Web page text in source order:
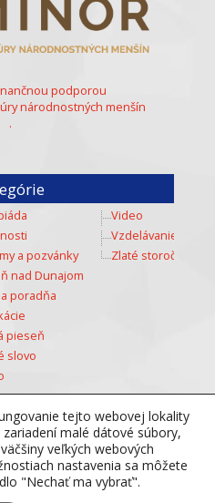
tejto webovej lokality
malé dátové súbory,
veľkých webových
nastavenia sa môžete
"Nechať ma vybrať".
podporou
národnostných menšín
.
a pozvánky
nad Dunajom
poradňa
pieseň
slovo
diktát
Video
Vzdelávanie
Zlaté storočie